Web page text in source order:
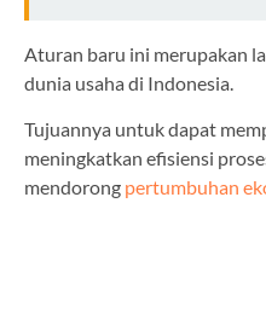
Aturan baru ini merupakan
dunia usaha di Indonesia.
Tujuannya untuk dapat
meningkatkan efisiensi
mendorong pertumbuhan